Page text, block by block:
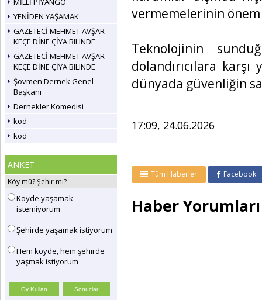
YENİDEN YAŞAMAK
GAZETECİ MEHMET AVŞAR-
KEÇE DİNE ÇİYA BILINDE
GAZETECİ MEHMET AVŞAR-
KEÇE DİNE ÇİYA BILINDE
Şovmen Dernek Genel
Başkanı
Dernekler Komedisi
kod
kod
ANKET
Köy mü? Şehir mi?
Köyde yaşamak
istemiyorum
Şehirde yaşamak istiyorum
Hem köyde, hem şehirde
yaşmak istiyorum
vermemelerinin önem
Teknolojinin
dolandırıcılara
dünyada güvenliğin
17:09, 24.06.2026
Tüm Haberler Facebook
Haber Yorumları